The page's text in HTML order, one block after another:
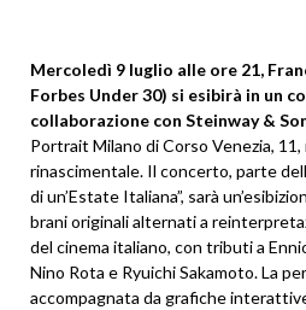
Mercoledì 9 luglio alle ore 21,
Forbes Under 30) si esibirà in un
collaborazione con Steinway &
Portrait Milano di Corso Venezia,
rinascimentale. Il concerto, parte
di un’Estate Italiana”, sarà
brani originali alternati a
del cinema italiano, con tributi a
Nino Rota e Ryuichi Sakamoto. La
accompagnata da grafiche